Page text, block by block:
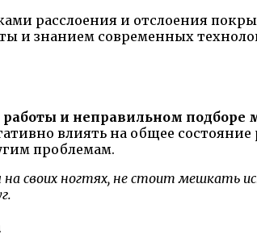
расслоения и отслоения
и знанием современных
и неправильном подборе
влиять на общее
проблемам.
своих ногтях, не стоит